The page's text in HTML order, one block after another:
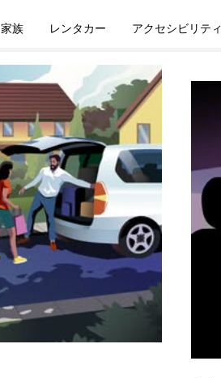
家族 レンタカー アクセシビリティ